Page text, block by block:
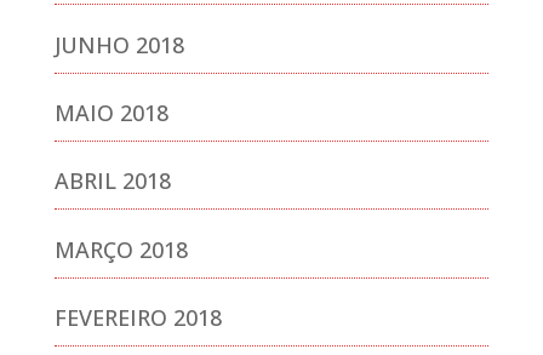
JUNHO 2018
MAIO 2018
ABRIL 2018
MARÇO 2018
FEVEREIRO 2018